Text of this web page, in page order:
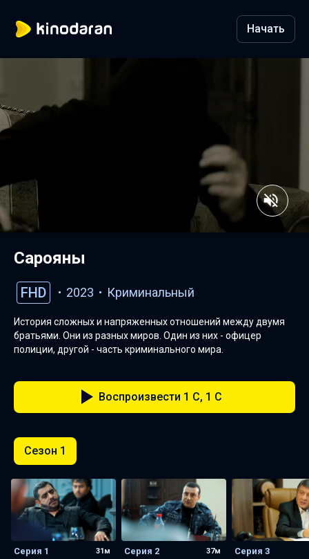
Начать
Сарояны
FHD 2023 Криминальный
История сложных и напряженных отношений между двумя
братьями. Они из разных миров. Один из них - офицер
полиции, другой - часть криминального мира.
Воспроизвести 1 C, 1 C
Сезон 1
Серия 1 31м Серия 2 37м Серия 3